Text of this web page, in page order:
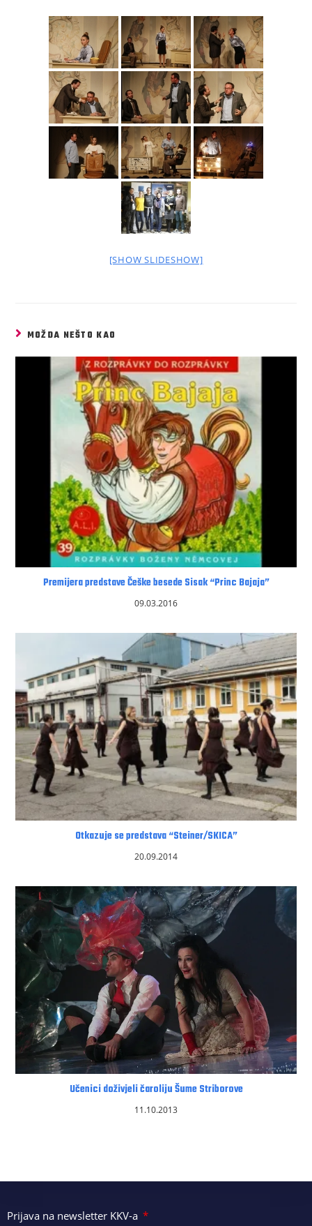
[SHOW SLIDESHOW]
MOŽDA NEŠTO KAO
Premijera predstave Češke besede Sisak “Princ Bajaja”
09.03.2016
Otkazuje se predstava “Steiner/SKICA”
20.09.2014
Učenici doživjeli čaroliju Šume Striborove
11.10.2013
Prijava na newsletter KKV-a